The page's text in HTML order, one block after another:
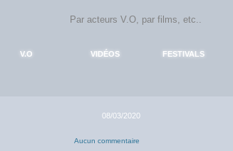
V.O VIDÉOS FESTIVALS
08/03/2020
Aucun commentaire